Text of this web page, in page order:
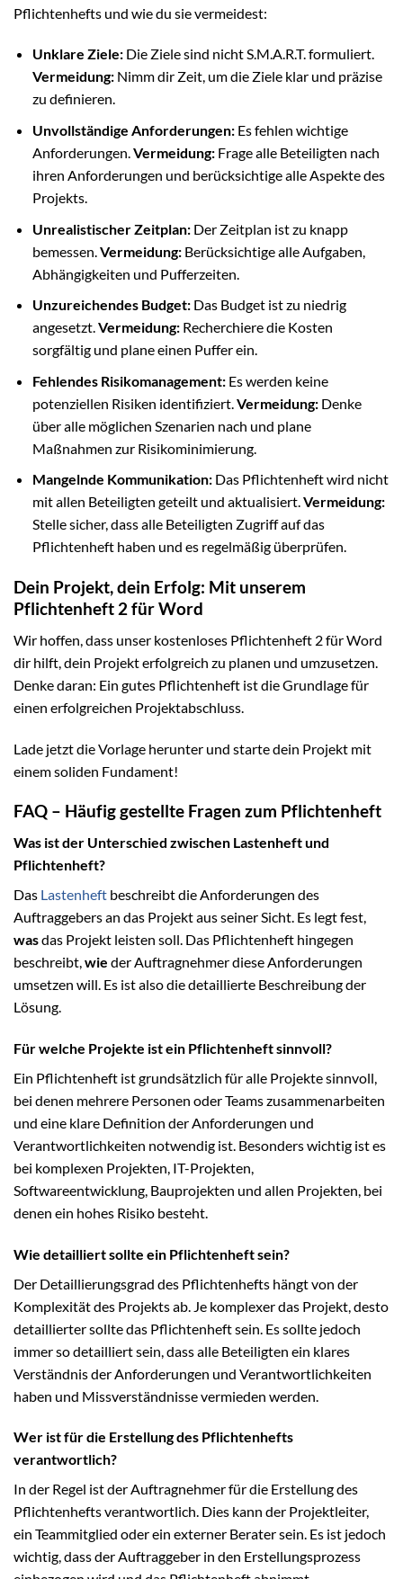
Pflichtenhefts und wie du sie vermeidest:
Unklare Ziele:Die Ziele sind nicht S.M.A.R.T. formuliert.
Vermeidung:Nimm dir Zeit, um die Ziele klar und präzise
zu definieren.
Unvollständige Anforderungen:Es fehlen wichtige
Anforderungen.Vermeidung:Frage alle Beteiligten nach
ihren Anforderungen und berücksichtige alle Aspekte des
Projekts.
Unrealistischer Zeitplan:Der Zeitplan ist zu knapp
bemessen. Vermeidung:Berücksichtige alle Aufgaben,
Abhängigkeiten und Pufferzeiten.
Unzureichendes Budget:Das Budget ist zu niedrig
angesetzt.Vermeidung:Recherchiere die Kosten
sorgfältig und plane einen Puffer ein.
Fehlendes Risikomanagement:Es werden keine
potenziellen Risiken identifiziert.Vermeidung:Denke
über alle möglichen Szenarien nach und plane
Maßnahmen zur Risikominimierung.
Mangelnde Kommunikation:Das Pflichtenheft wird nicht
mit allen Beteiligten geteilt und aktualisiert.Vermeidung:
Stelle sicher, dass alle Beteiligten Zugriff auf das
Pflichtenheft haben und es regelmäßig überprüfen.
Dein Projekt, dein Erfolg: Mit unserem
Pflichtenheft 2 für Word
Wir hoffen, dass unser kostenloses Pflichtenheft 2 für Word
dir hilft, dein Projekt erfolgreich zu planen und umzusetzen.
Denke daran: Ein gutes Pflichtenheft ist die Grundlage für
einen erfolgreichen Projektabschluss.
Lade jetzt die Vorlage herunter und starte dein Projekt mit
einem soliden Fundament!
FAQ – Häufig gestellte Fragen zum Pflichtenheft
Was ist der Unterschied zwischen Lastenheft und
Pflichtenheft?
Das Lastenheft beschreibt die Anforderungen des
Auftraggebers an das Projekt aus seiner Sicht. Es legt fest,
wasdas Projekt leisten soll. Das Pflichtenheft hingegen
beschreibt,wie der Auftragnehmer diese Anforderungen
umsetzen will. Es ist also die detaillierte Beschreibung der
Lösung.
Für welche Projekte ist ein Pflichtenheft sinnvoll?
Ein Pflichtenheft ist grundsätzlich für alle Projekte sinnvoll,
bei denen mehrere Personen oder Teams zusammenarbeiten
und eine klare Definition der Anforderungen und
Verantwortlichkeiten notwendig ist. Besonders wichtig ist es
bei komplexen Projekten, IT-Projekten,
Softwareentwicklung, Bauprojekten und allen Projekten, bei
denen ein hohes Risiko besteht.
Wie detailliert sollte ein Pflichtenheft sein?
Der Detaillierungsgrad des Pflichtenhefts hängt von der
Komplexität des Projekts ab. Je komplexer das Projekt, desto
detaillierter sollte das Pflichtenheft sein. Es sollte jedoch
immer so detailliert sein, dass alle Beteiligten ein klares
Verständnis der Anforderungen und Verantwortlichkeiten
haben und Missverständnisse vermieden werden.
Wer ist für die Erstellung des Pflichtenhefts
verantwortlich?
In der Regel ist der Auftragnehmer für die Erstellung des
Pflichtenhefts verantwortlich. Dies kann der Projektleiter,
ein Teammitglied oder ein externer Berater sein. Es ist jedoch
wichtig, dass der Auftraggeber in den Erstellungsprozess